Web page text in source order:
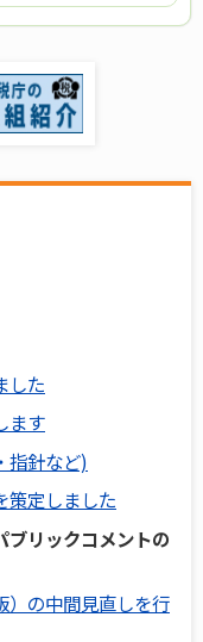
した
ます
指針など)
策定しました
ブリックコメントの
）の中間見直しを行